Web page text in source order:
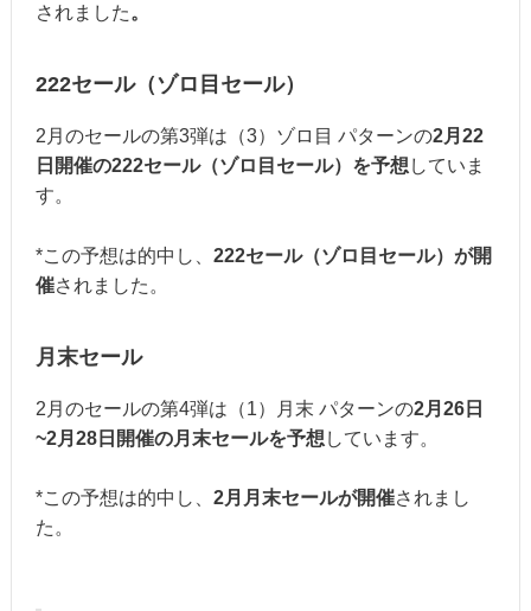
されました。
222セール（ゾロ目セール）
2月のセールの第3弾は（3）ゾロ目 パターンの2月22
日開催の222セール（ゾロ目セール）を予想 していま
す。
*この予想は的中し、 222セール（ゾロ目セール）が開
催されました。
月末セール
2月のセールの第4弾は（1）月末 パターンの2月26日
~2月28日開催の月末セールを予想 しています。
*この予想は的中し、 2月月末セールが開催されまし
た。